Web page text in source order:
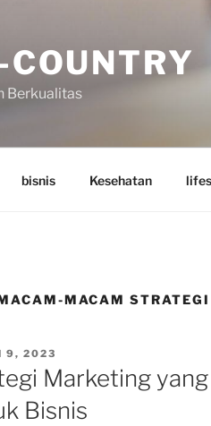
COUNTRY
Berkualitas
bisnis Kesehatan
MACAM
9, 2023
Marketing
Bisnis